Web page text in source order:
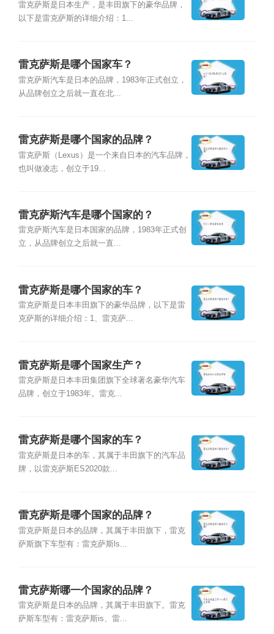
雷克萨斯是日本生产，是丰田旗下的豪华品牌，
以下是雷克萨斯的详细介绍：1...
雷克萨斯是哪个国家车？
雷克萨斯汽车是日本的品牌，1983年正式创立，
从品牌创立之后就一直在北...
雷克萨斯是哪个国家的品牌？
雷克萨斯（Lexus）是一个来自日本的汽车品牌，
也叫做凌志，创立于19...
雷克萨斯汽车是哪个国家的？
雷克萨斯汽车是日本国家的品牌，1983年正式创
立，从品牌创立之后就一直...
雷克萨斯是哪个国家的车？
雷克萨斯是日本丰田旗下的豪华品牌，以下是雷
克萨斯的详细介绍：1、雷克萨...
雷克萨斯是哪个国家生产？
雷克萨斯是日本丰田集团旗下全球著名豪华汽车
品牌，创立于1983年。雷克...
雷克萨斯是哪个国家的车？
雷克萨斯是日本的车，其属于丰田旗下的汽车品
牌，以雷克萨斯ES2020款...
雷克萨斯是哪个国家的品牌？
雷克萨斯是日本的品牌，其属于丰田旗下，雷克
萨斯旗下车型有：雷克萨斯ls...
雷克萨斯哪一个国家的品牌？
雷克萨斯是日本的品牌，其属于丰田旗下。雷克
萨斯车型有：雷克萨斯is、雷...